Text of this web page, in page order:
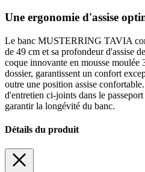
Une ergonomie d'assise
Le banc MUSTERRING TAVIA
de 49 cm et sa profondeur d'assise
coque innovante en mousse moulée
dossier, garantissent un confort
outre une position assise
d'entretien ci-joints dans le
garantir la longévité du banc.
Détails du produit